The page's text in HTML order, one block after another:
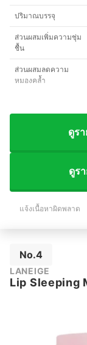
ปริมาณบรรจุ
ส่วนผสมเพิ่มความชุ่ม
ชื้น
ส่วนผสมลดความ
หมองคล้ำ
ดูร
ดูร
แจ้งเนื้อหาผิดพลาด
No.4
LANEIGE
Lip Sleeping